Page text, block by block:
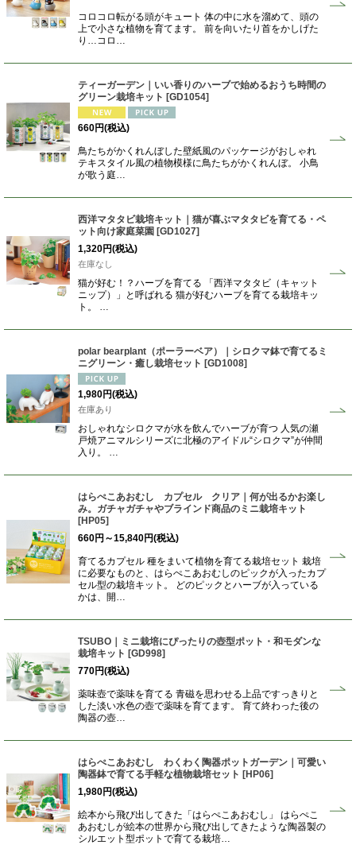
コロコロ転がる頭がキュート 体の中に水を溜めて、頭の
上で小さな植物を育てます。 前を向いたり首をかしげた
り…コロ…
ティーガーデン｜いい香りのハーブで始めるおうち時間の
グリーン栽培キット [GD1054]
660円(税込)
鳥たちがかくれんぼした壁紙風のパッケージがおしゃれ
テキスタイル風の植物模様に鳥たちがかくれんぼ。 小鳥
が歌う庭…
西洋マタタビ栽培キット｜猫が喜ぶマタタビを育てる・ペ
ット向け家庭菜園 [GD1027]
1,320円(税込)
在庫なし
猫が好む！？ハーブを育てる 「西洋マタタビ（キャット
ニップ）」と呼ばれる 猫が好むハーブを育てる栽培キッ
ト。 …
polar bearplant（ポーラーベア）｜シロクマ鉢で育てるミ
ニグリーン・癒し栽培セット [GD1008]
1,980円(税込)
在庫あり
おしゃれなシロクマが水を飲んでハーブが育つ 人気の瀬
戸焼アニマルシリーズに北極のアイドル“シロクマ”が仲間
入り。 …
はらぺこあおむし カプセル クリア｜何が出るかお楽し
み。ガチャガチャやブラインド商品のミニ栽培キット
[HP05]
660円 ～15,840円(税込)
育てるカプセル 種をまいて植物を育てる栽培セット 栽培
に必要なものと、はらぺこあおむしのピックが入ったカプ
セル型の栽培キット。 どのピックとハーブが入っている
かは、開…
TSUBO｜ミニ栽培にぴったりの壺型ポット・和モダンな
栽培キット [GD998]
770円(税込)
薬味壺で薬味を育てる 青磁を思わせる上品ですっきりと
した淡い水色の壺で薬味を育てます。 育て終わった後の
陶器の壺…
はらぺこあおむし わくわく陶器ポットガーデン｜可愛い
陶器鉢で育てる手軽な植物栽培セット [HP06]
1,980円(税込)
絵本から飛び出してきた「はらぺこあおむし」 はらぺこ
あおむしが絵本の世界から飛び出してきたような陶器製の
シルエット型ポットで育てる栽培…